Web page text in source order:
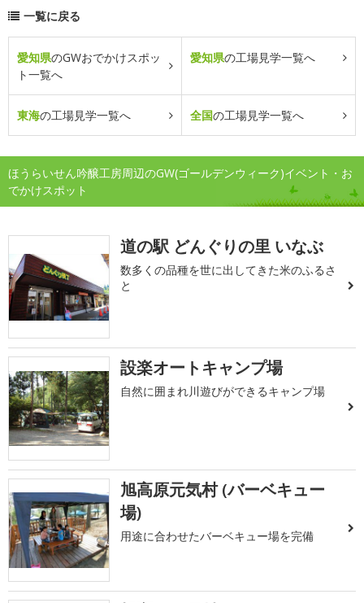
一覧に戻る
愛知県のGWおでかけスポッ
ト一覧へ
愛知県の工場見学一覧へ
東海の工場見学一覧へ 全国の工場見学一覧へ
ほうらいせん吟醸工房周辺のGW(ゴールデンウィーク)イベント・お
でかけスポット
道の駅 どんぐりの里 いなぶ
数多くの品種を世に出してきた米のふるさ
と
設楽オートキャンプ場
自然に囲まれ川遊びができるキャンプ場
旭高原元気村 (バーベキュー
場)
用途に合わせたバーベキュー場を完備